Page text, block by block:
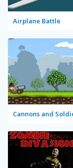
Airplane Battle